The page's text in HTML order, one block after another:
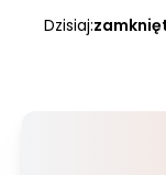
Dzisiaj: